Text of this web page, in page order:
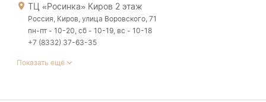
ТЦ «Росинка» Киров 2 этаж
Россия, Киров, улица Воровского, 71
пн-пт - 10-20, сб - 10-19, вс - 10-18
+7 (8332) 37-63-35
Показать ещё